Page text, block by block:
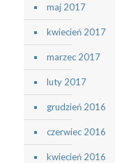
maj 2017
kwiecień 2017
marzec 2017
luty 2017
grudzień 2016
czerwiec 2016
kwiecień 2016